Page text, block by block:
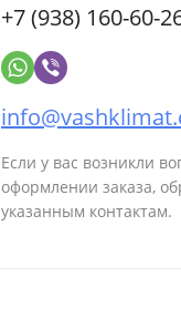
+7 (938) 160-60-
Если у вас возникли
оформлении заказа,
указанным контактам.